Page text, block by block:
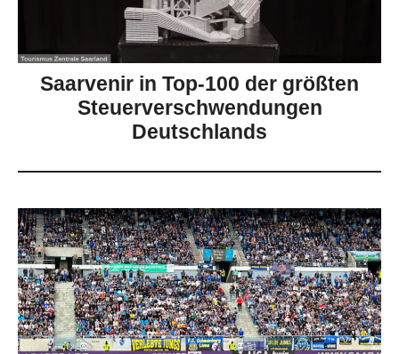
Saarvenir in Top-100 der größten
Steuerverschwendungen
Deutschlands